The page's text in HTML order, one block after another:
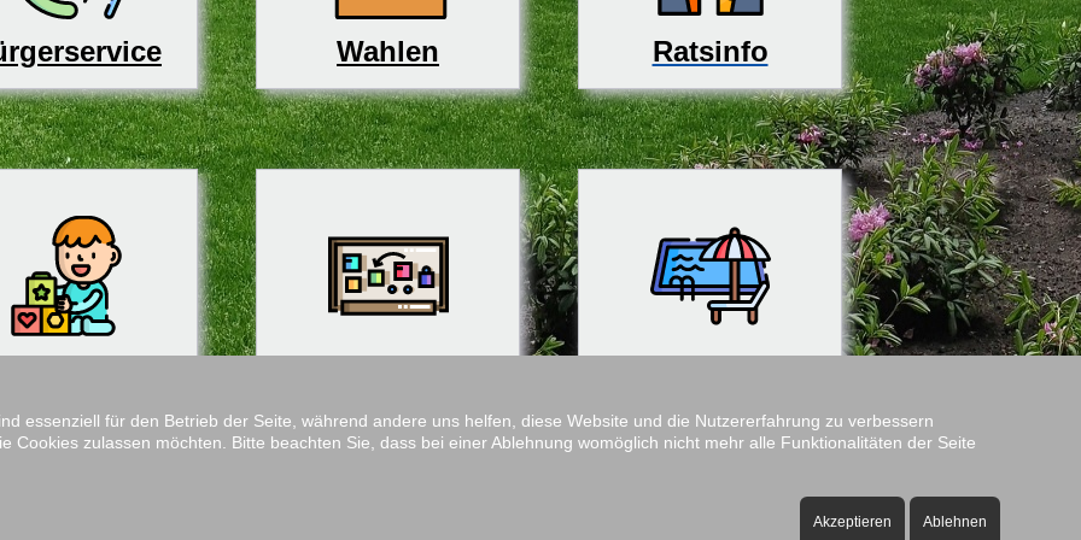
Wahlen Ratsinfo
essenziell für den Betrieb der Seite, während andere uns helfen, diese Website und die Nutzererfahrung zu verbessern
Cookies zulassen möchten. Bitte beachten Sie, dass bei einer Ablehnung womöglich nicht mehr alle Funktionalitäten der Seite
Akzeptieren Ablehnen